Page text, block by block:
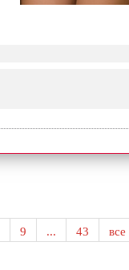
9 ... 43 все